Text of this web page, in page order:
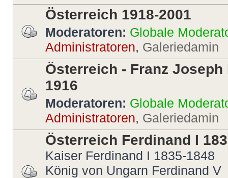
Österreich 1918-2001
Moderatoren: Globale
Administratoren, Galeriedamin
Österreich - Franz Joseph
1916
Moderatoren: Globale
Administratoren, Galeriedamin
Österreich Ferdinand I
Kaiser Ferdinand I 1835-1848
König von Ungarn Ferdinand V